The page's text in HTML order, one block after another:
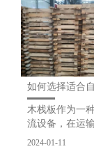
件下，容易受
蚀不仅会降低
用寿命，还可
质量产生影响
如何选择适合
盘
木栈板作为一
流设备，在运
包装等环节中
的作用。选择
2024-01-11